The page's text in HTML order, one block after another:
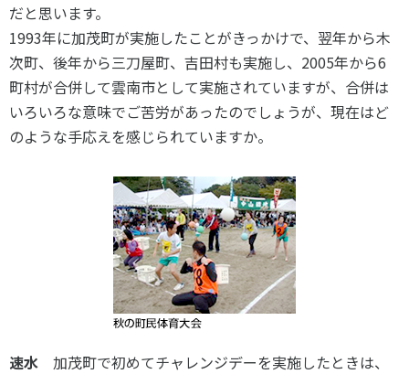
だと思います。
1993年に加茂町が実施したことがきっかけで、翌年から木
次町、後年から三刀屋町、吉田村も実施し、2005年から6
町村が合併して雲南市として実施されていますが、合併は
いろいろな意味でご苦労があったのでしょうが、現在はど
のような手応えを感じられていますか。
速水 加茂町で初めてチャレンジデーを実施したときは、